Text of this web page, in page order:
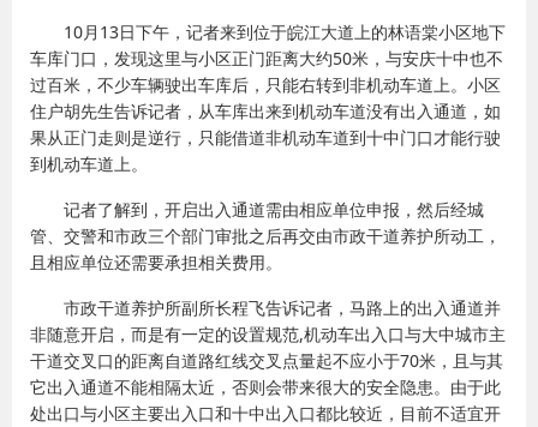
10月13日下午，记者来到位于皖江大道上的林语棠小区地下
车库门口，发现这里与小区正门距离大约50米，与安庆十中也不
过百米，不少车辆驶出车库后，只能右转到非机动车道上。小区
住户胡先生告诉记者，从车库出来到机动车道没有出入通道，如
果从正门走则是逆行，只能借道非机动车道到十中门口才能行驶
到机动车道上。
记者了解到，开启出入通道需由相应单位申报，然后经城
管、交警和市政三个部门审批之后再交由市政干道养护所动工，
且相应单位还需要承担相关费用。
市政干道养护所副所长程飞告诉记者，马路上的出入通道并
非随意开启，而是有一定的设置规范,机动车出入口与大中城市主
干道交叉口的距离自道路红线交叉点量起不应小于70米，且与其
它出入通道不能相隔太近，否则会带来很大的安全隐患。由于此
处出口与小区主要出入口和十中出入口都比较近，目前不适宜开